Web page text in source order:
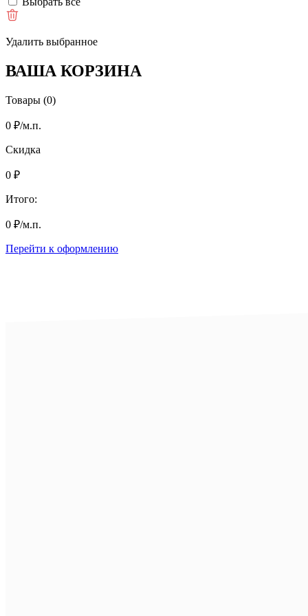
Удалить выбранное
ВАША КОРЗИНА
Товары (0)
0 ₽/м.п.
Скидка
0 ₽
Итого:
0 ₽/м.п.
Перейти к оформлению